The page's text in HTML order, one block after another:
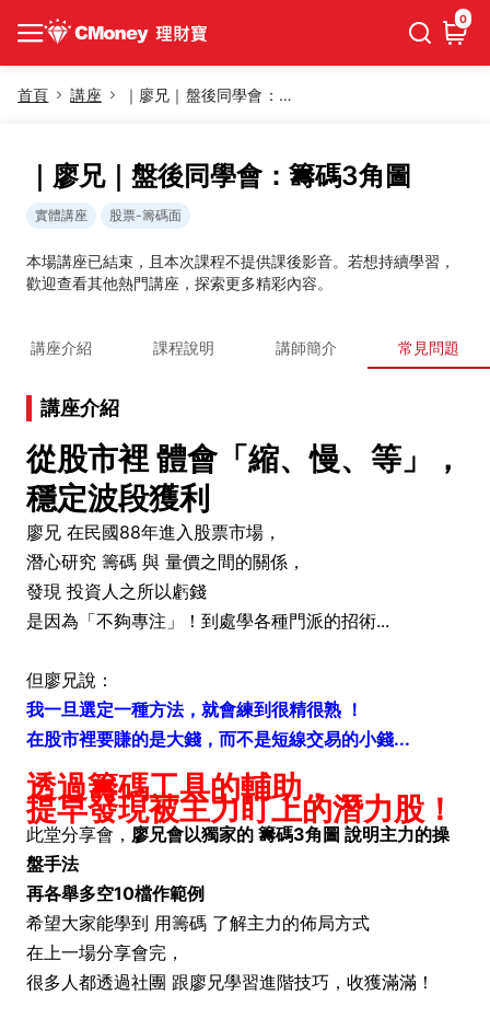
0
首頁 講座 ｜廖兄｜盤後同學會：籌碼3角圖
｜廖兄｜盤後同學會：籌碼3角圖
實體講座 股票-籌碼面
本場講座已結束，且本次課程不提供課後影音。若想持續學習，
歡迎查看其他熱門講座，探索更多精彩內容。
講座介紹 課程說明 講師簡介 常見問題
講座介紹
從股市裡 體會「縮、慢、等」，
穩定波段獲利
廖兄 在民國88年進入股票市場，
潛心研究 籌碼 與 量價之間的關係，
發現 投資人之所以虧錢
是因為「不夠專注」！到處學各種門派的招術...
但廖兄說：
我一旦選定一種方法，就會練到很精很熟 ！
在股市裡要賺的是大錢，而不是短線交易的小錢...
透過籌碼工具的輔助，
提早發現被主力盯上的潛力股！
此堂分享會， 廖兄會以獨家的 籌碼3角圖 說明主力的操
盤手法
再各舉多空10檔作範例
希望大家能學到 用籌碼 了解主力的佈局方式
在上一場分享會完，
很多人都透過社團 跟廖兄學習進階技巧，收獲滿滿！